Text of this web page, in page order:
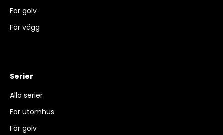
För golv
För vägg
Serier
Alla serier
För utomhus
För golv